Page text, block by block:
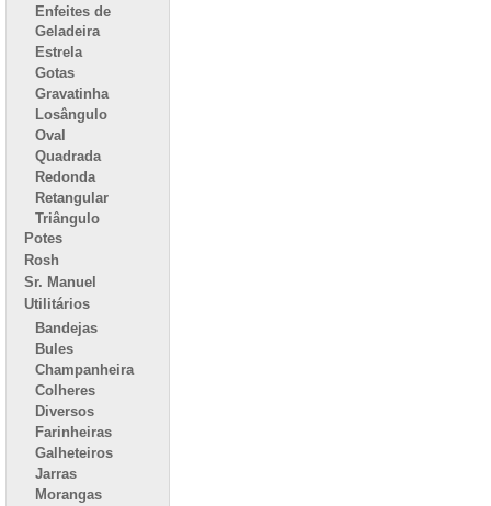
Enfeites de
Geladeira
Estrela
Gotas
Gravatinha
Losângulo
Oval
Quadrada
Redonda
Retangular
Triângulo
Potes
Rosh
Sr. Manuel
Utilitários
Bandejas
Bules
Champanheira
Colheres
Diversos
Farinheiras
Galheteiros
Jarras
Morangas